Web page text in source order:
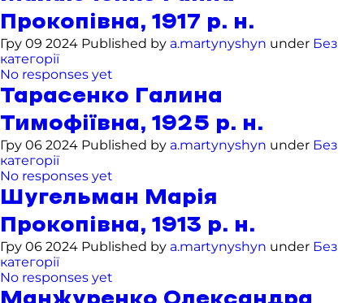
Прокопівна, 1917 р. н.
Гру 09 2024 Published by a.martynyshyn under Без
категорії
No responses yet
Тарасенко Галина
Тимофіївна, 1925 р. н.
Гру 06 2024 Published by a.martynyshyn under Без
категорії
No responses yet
Шугельман Марія
Прокопівна, 1913 р. н.
Гру 06 2024 Published by a.martynyshyn under Без
категорії
No responses yet
Манжуренко Олександра